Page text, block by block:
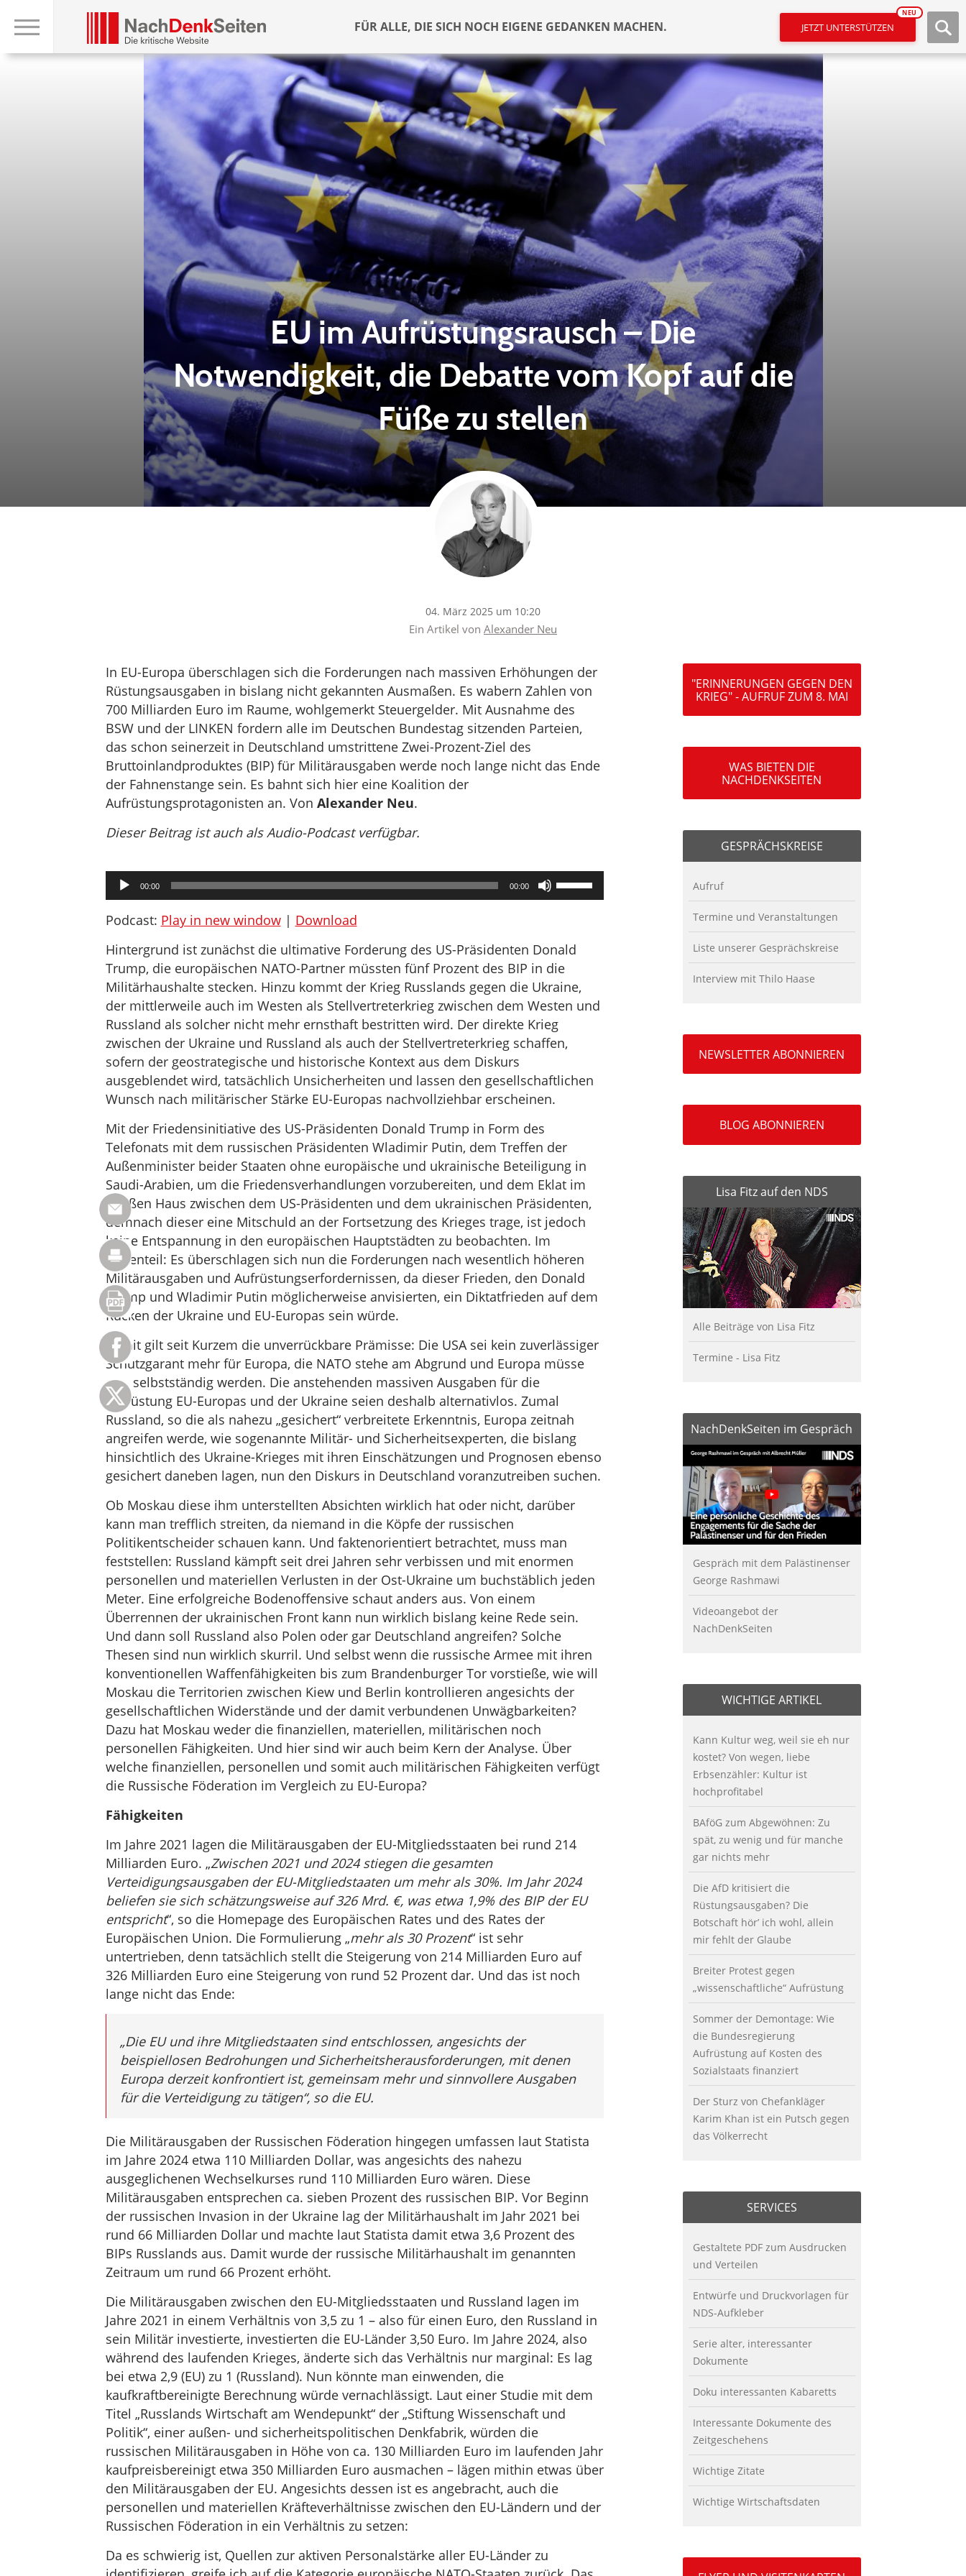
FÜR ALLE, DIE SICH NOCH EIGENE GEDANKEN MACHEN. JETZT UNTERSTÜTZEN
NEU
EU im Aufrüstungsrausch – Die
Notwendigkeit, die Debatte vom Kopf auf die
Füße zu stellen
04. März 2025 um 10:20
Ein Artikel von Alexander Neu
In EU-Europa überschlagen sich die Forderungen nach massiven Erhöhungen der
Rüstungsausgaben in bislang nicht gekannten Ausmaßen. Es wabern Zahlen von
700 Milliarden Euro im Raume, wohlgemerkt Steuergelder. Mit Ausnahme des
BSW und der LINKEN fordern alle im Deutschen Bundestag sitzenden Parteien,
das schon seinerzeit in Deutschland umstrittene Zwei-Prozent-Ziel des
Bruttoinlandproduktes (BIP) für Militärausgaben werde noch lange nicht das Ende
der Fahnenstange sein. Es bahnt sich hier eine Koalition der
Aufrüstungsprotagonisten an. Von Alexander Neu.
Dieser Beitrag ist auch als Audio-Podcast verfügbar.
Audio-
Player
00:00 00:00
Pfeiltasten
Hoch/Runter
die
Lautstärke
zu
regeln.
Podcast: Play in new window| Download
Hintergrund ist zunächst die ultimative Forderung des US-Präsidenten Donald
Trump, die europäischen NATO-Partner müssten fünf Prozent des BIP in die
Militärhaushalte stecken. Hinzu kommt der Krieg Russlands gegen die Ukraine,
der mittlerweile auch im Westen als Stellvertreterkrieg zwischen dem Westen und
Russland als solcher nicht mehr ernsthaft bestritten wird. Der direkte Krieg
zwischen der Ukraine und Russland als auch der Stellvertreterkrieg schaffen,
sofern der geostrategische und historische Kontext aus dem Diskurs
ausgeblendet wird, tatsächlich Unsicherheiten und lassen den gesellschaftlichen
Wunsch nach militärischer Stärke EU-Europas nachvollziehbar erscheinen.
Mit der Friedensinitiative des US-Präsidenten Donald Trump in Form des
Telefonats mit dem russischen Präsidenten Wladimir Putin, dem Treffen der
Außenminister beider Staaten ohne europäische und ukrainische Beteiligung in
Saudi-Arabien, um die Friedensverhandlungen vorzubereiten, und dem Eklat im
Weißen Haus zwischen dem US-Präsidenten und dem ukrainischen Präsidenten,
demnach dieser eine Mitschuld an der Fortsetzung des Krieges trage, ist jedoch
keine Entspannung in den europäischen Hauptstädten zu beobachten. Im
Gegenteil: Es überschlagen sich nun die Forderungen nach wesentlich höheren
Militärausgaben und Aufrüstungserfordernissen, da dieser Frieden, den Donald
Trump und Wladimir Putin möglicherweise anvisierten, ein Diktatfrieden auf dem
Rücken der Ukraine und EU-Europas sein würde.
Somit gilt seit Kurzem die unverrückbare Prämisse: Die USA sei kein zuverlässiger
Schutzgarant mehr für Europa, die NATO stehe am Abgrund und Europa müsse
nun selbstständig werden. Die anstehenden massiven Ausgaben für die
Aufrüstung EU-Europas und der Ukraine seien deshalb alternativlos. Zumal
Russland, so die als nahezu „gesichert“ verbreitete Erkenntnis, Europa zeitnah
angreifen werde, wie sogenannte Militär- und Sicherheitsexperten, die bislang
hinsichtlich des Ukraine-Krieges mit ihren Einschätzungen und Prognosen ebenso
gesichert daneben lagen, nun den Diskurs in Deutschland voranzutreiben suchen.
Ob Moskau diese ihm unterstellten Absichten wirklich hat oder nicht, darüber
kann man trefflich streiten, da niemand in die Köpfe der russischen
Politikentscheider schauen kann. Und faktenorientiert betrachtet, muss man
feststellen: Russland kämpft seit drei Jahren sehr verbissen und mit enormen
personellen und materiellen Verlusten in der Ost-Ukraine um buchstäblich jeden
Meter. Eine erfolgreiche Bodenoffensive schaut anders aus. Von einem
Überrennen der ukrainischen Front kann nun wirklich bislang keine Rede sein.
Und dann soll Russland also Polen oder gar Deutschland angreifen? Solche
Thesen sind nun wirklich skurril. Und selbst wenn die russische Armee mit ihren
konventionellen Waffenfähigkeiten bis zum Brandenburger Tor vorstieße, wie will
Moskau die Territorien zwischen Kiew und Berlin kontrollieren angesichts der
gesellschaftlichen Widerstände und der damit verbundenen Unwägbarkeiten?
Dazu hat Moskau weder die finanziellen, materiellen, militärischen noch
personellen Fähigkeiten. Und hier sind wir auch beim Kern der Analyse. Über
welche finanziellen, personellen und somit auch militärischen Fähigkeiten verfügt
die Russische Föderation im Vergleich zu EU-Europa?
Fähigkeiten
Im Jahre 2021 lagen die Militärausgaben der EU-Mitgliedsstaaten bei rund 214
Milliarden Euro. „Zwischen 2021 und 2024 stiegen die gesamten
Verteidigungsausgaben der EU-Mitgliedstaaten um mehr als 30%. Im Jahr 2024
beliefen sie sich schätzungsweise auf 326 Mrd. €, was etwa 1,9% des BIP der EU
entspricht“, so die Homepage des Europäischen Rates und des Rates der
Europäischen Union. Die Formulierung „mehr als 30 Prozent“ ist sehr
untertrieben, denn tatsächlich stellt die Steigerung von 214 Milliarden Euro auf
326 Milliarden Euro eine Steigerung von rund 52 Prozent dar. Und das ist noch
lange nicht das Ende:
„Die EU und ihre Mitgliedstaaten sind entschlossen, angesichts der
beispiellosen Bedrohungen und Sicherheitsherausforderungen, mit denen
Europa derzeit konfrontiert ist, gemeinsam mehr und sinnvollere Ausgaben
für die Verteidigung zu tätigen“, so die EU.
Die Militärausgaben der Russischen Föderation hingegen umfassen laut Statista
im Jahre 2024 etwa 110 Milliarden Dollar, was angesichts des nahezu
ausgeglichenen Wechselkurses rund 110 Milliarden Euro wären. Diese
Militärausgaben entsprechen ca. sieben Prozent des russischen BIP. Vor Beginn
der russischen Invasion in der Ukraine lag der Militärhaushalt im Jahr 2021 bei
rund 66 Milliarden Dollar und machte laut Statista damit etwa 3,6 Prozent des
BIPs Russlands aus. Damit wurde der russische Militärhaushalt im genannten
Zeitraum um rund 66 Prozent erhöht.
Die Militärausgaben zwischen den EU-Mitgliedsstaaten und Russland lagen im
Jahre 2021 in einem Verhältnis von 3,5 zu 1 – also für einen Euro, den Russland in
sein Militär investierte, investierten die EU-Länder 3,50 Euro. Im Jahre 2024, also
während des laufenden Krieges, änderte sich das Verhältnis nur marginal: Es lag
bei etwa 2,9 (EU) zu 1 (Russland). Nun könnte man einwenden, die
kaufkraftbereinigte Berechnung würde vernachlässigt. Laut einer Studie mit dem
Titel „Russlands Wirtschaft am Wendepunkt“ der „Stiftung Wissenschaft und
Politik“, einer außen- und sicherheitspolitischen Denkfabrik, würden die
russischen Militärausgaben in Höhe von ca. 130 Milliarden Euro im laufenden Jahr
kaufpreisbereinigt etwa 350 Milliarden Euro ausmachen – lägen mithin etwas über
den Militärausgaben der EU. Angesichts dessen ist es angebracht, auch die
personellen und materiellen Kräfteverhältnisse zwischen den EU-Ländern und der
Russischen Föderation in ein Verhältnis zu setzen:
Da es schwierig ist, Quellen zur aktiven Personalstärke aller EU-Länder zu
"ERINNERUNGEN GEGEN DEN
KRIEG" - AUFRUF ZUM 8. MAI
WAS BIETEN DIE
NACHDENKSEITEN
GESPRÄCHSKREISE
Aufruf
Termine und Veranstaltungen
Liste unserer Gesprächskreise
Interview mit Thilo Haase
NEWSLETTER ABONNIEREN
BLOG ABONNIEREN
Lisa Fitz auf den NDS
Alle Beiträge von Lisa Fitz
Termine - Lisa Fitz
NachDenkSeiten im Gespräch
Gespräch mit dem Palästinenser
George Rashmawi
Videoangebot der
NachDenkSeiten
WICHTIGE ARTIKEL
Kann Kultur weg, weil sie eh nur
kostet? Von wegen, liebe
Erbsenzähler: Kultur ist
hochprofitabel
BAföG zum Abgewöhnen: Zu
spät, zu wenig und für manche
gar nichts mehr
Die AfD kritisiert die
Rüstungsausgaben? Die
Botschaft hör’ ich wohl, allein
mir fehlt der Glaube
Breiter Protest gegen
„wissenschaftliche“ Aufrüstung
Sommer der Demontage: Wie
die Bundesregierung
Aufrüstung auf Kosten des
Sozialstaats finanziert
Der Sturz von Chefankläger
Karim Khan ist ein Putsch gegen
das Völkerrecht
SERVICES
Gestaltete PDF zum Ausdrucken
und Verteilen
Entwürfe und Druckvorlagen für
NDS-Aufkleber
Serie alter, interessanter
Dokumente
Doku interessanten Kabaretts
Interessante Dokumente des
Zeitgeschehens
Wichtige Zitate
Wichtige Wirtschaftsdaten